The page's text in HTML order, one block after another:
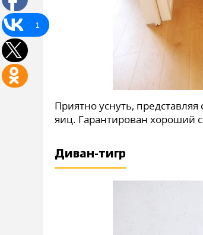
Приятно уснуть,
яиц. Гарантирован хороший
Диван-тигр
1